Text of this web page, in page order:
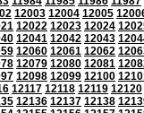
12003 12004 12005
12022 12023 12024
12041 12042 12043
12060 12061 12062
12079 12080 12081
12098 12099 12100
12117 12118 12119 12120
12136 12137 12138